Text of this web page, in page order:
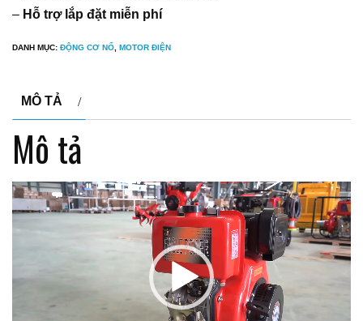
– Hỗ trợ lắp đặt miễn phí
DANH MỤC: ĐỘNG CƠ NỔ, MOTOR ĐIỆN
MÔ TẢ
Mô tả
Trình
chơi